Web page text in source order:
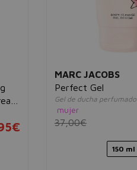
MARC JACOBS
Perfect Gel
Gel de ducha perfumado
mujer
37,00€
150 ml